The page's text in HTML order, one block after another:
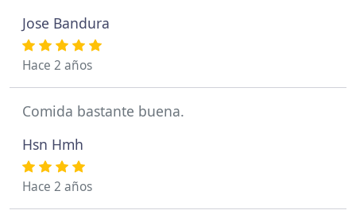
Jose Bandura
Hace 2 años
Comida bastante buena.
Hsn Hmh
Hace 2 años